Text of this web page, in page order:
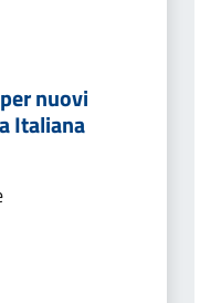
nuovi
Italiana